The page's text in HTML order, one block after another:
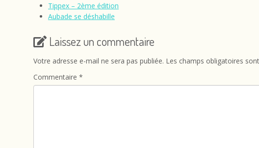
Tippex – 2ème édition
Aubade se déshabille
Laissez un commentaire
Votre adresse e-mail ne sera pas publiée. Les champs obligatoires
Commentaire *